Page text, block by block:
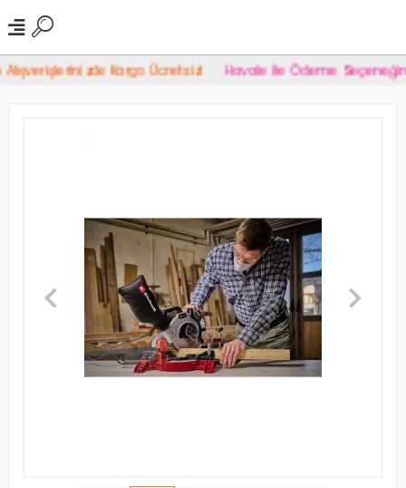
Kargo Ücretsiz! Havale İle Ödeme